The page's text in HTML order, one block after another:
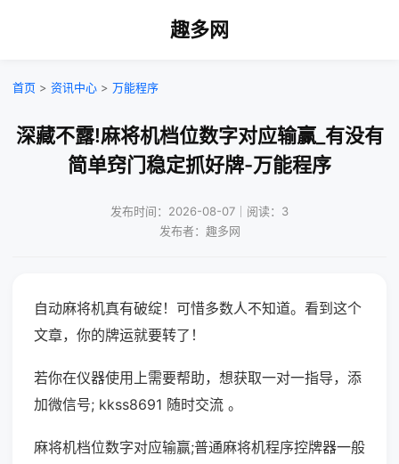
趣多网
首页 > 资讯中心 > 万能程序
深藏不露!麻将机档位数字对应输赢_有没有
简单窍门稳定抓好牌-万能程序
发布时间：2026-08-07｜阅读：3
发布者：趣多网
自动麻将机真有破绽！可惜多数人不知道。看到这个
文章，你的牌运就要转了！
若你在仪器使用上需要帮助，想获取一对一指导，添
加微信号; kkss8691 随时交流 。
麻将机档位数字对应输赢;普通麻将机程序控牌器一般